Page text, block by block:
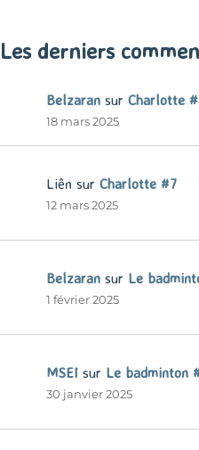
Les derniers
Belzaran sur Charlotte
18 mars 2025
Liên sur Charlotte #7
12 mars 2025
Belzaran sur Le
1 février 2025
MSEI sur Le badminton
30 janvier 2025